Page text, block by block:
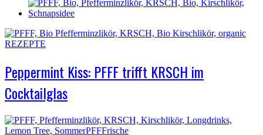
REZEPTE
Peppermint Kiss: PFFF trifft KRSCH im
Cocktailglas